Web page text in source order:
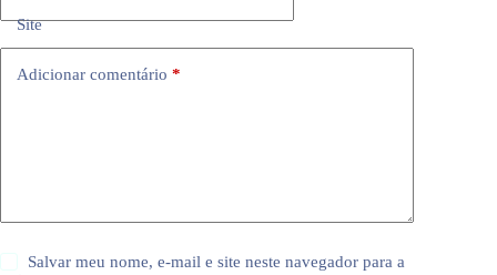
Site
Adicionar comentário *
Salvar meu nome, e-mail e site neste navegador para a